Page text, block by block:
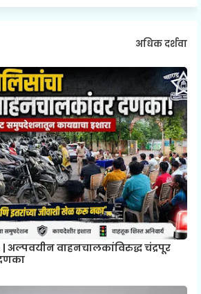
अधिक दर्शवा
अल्पवयीन वाहनचालकांविरुद्ध चंद्रपूर